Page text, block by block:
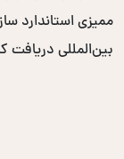
ممیزی استاندارد
بین‌المللی دریافت